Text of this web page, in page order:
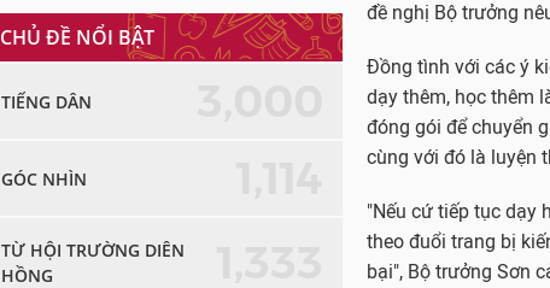
CHỦ ĐỀ NỔI BẬT
TIẾNG DÂN
GÓC NHÌN
TỪ HỘI TRƯỜNG DIÊN
HỒNG
đề nghị Bộ trưởng
Đồng tình với các ý
dạy thêm, học thêm
đóng gói để chuyển
cùng với đó là luyện
"Nếu cứ tiếp tục dạy
theo đuổi trang bị
bại", Bộ trưởng Sơn